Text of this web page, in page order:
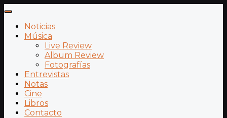
Noticias
Música
Live Review
Album Review
Fotografías
Entrevistas
Notas
Cine
Libros
Contacto